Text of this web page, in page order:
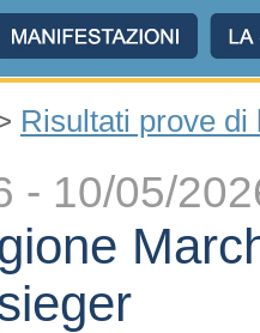
Risultati prove di
- 10/05/